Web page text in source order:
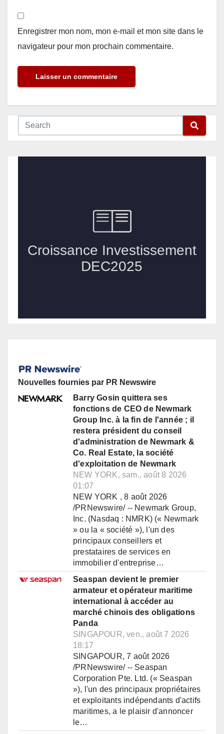
Enregistrer mon nom, mon e-mail et mon site dans le
navigateur pour mon prochain commentaire.
Nouvelles fournies par PR Newswire
Barry Gosin quittera ses
fonctions de CEO de Newmark
Group Inc. à la fin de l'année ; il
restera président du conseil
d'administration de Newmark &
Co. Real Estate, la société
d'exploitation de Newmark
NEW YORK, sam., août 8 2026
01:07
NEW YORK , 8 août 2026
/PRNewswire/ -- Newmark Group,
Inc. (Nasdaq : NMRK) (« Newmark
» ou la « société »), l'un des
principaux conseillers et
prestataires de services en
immobilier d'entreprise…
Seaspan devient le premier
armateur et opérateur maritime
international à accéder au
marché chinois des obligations
Panda
SINGAPOUR, ven., août 7 2026
18:17
SINGAPOUR, 7 août 2026
/PRNewswire/ -- Seaspan
Corporation Pte. Ltd. (« Seaspan
»), l'un des principaux propriétaires
et exploitants indépendants d'actifs
maritimes, a le plaisir d'annoncer
le…